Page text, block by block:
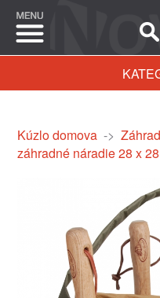
Kúzlo domova->
záhradné náradie 28 x